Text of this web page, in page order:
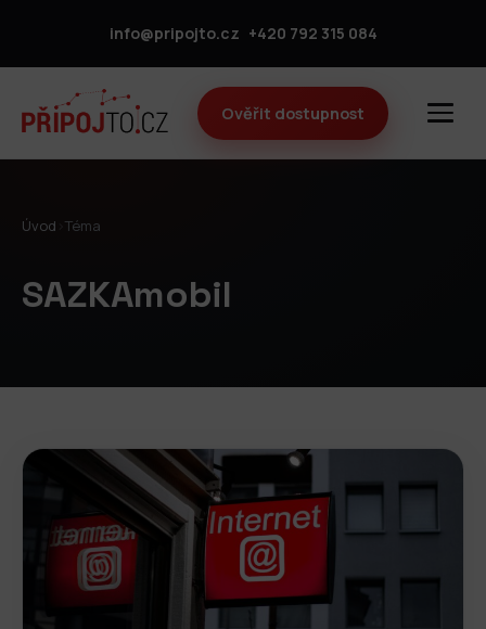
info@pripojto.cz +420 792 315 084
Ověřit dostupnost
Úvod Téma
SAZKAmobil